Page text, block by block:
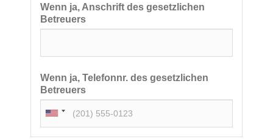
Wenn ja, Anschrift des gesetzlichen
Betreuers
Wenn ja, Telefonnr. des gesetzlichen
Betreuers